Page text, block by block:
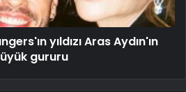
yıldızı Aras Aydın'ın
gururu